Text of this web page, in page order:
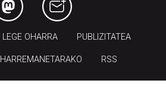
LEGE OHARRA PUBLIZITATEA
HARREMANETARAKO RSS